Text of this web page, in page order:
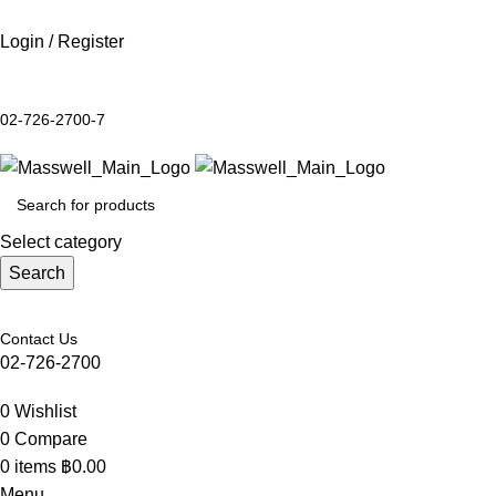
Login / Register
02-726-2700-7
Select category
Search
Contact Us
02-726-2700
0 Wishlist
0 Compare
0 items ฿0.00